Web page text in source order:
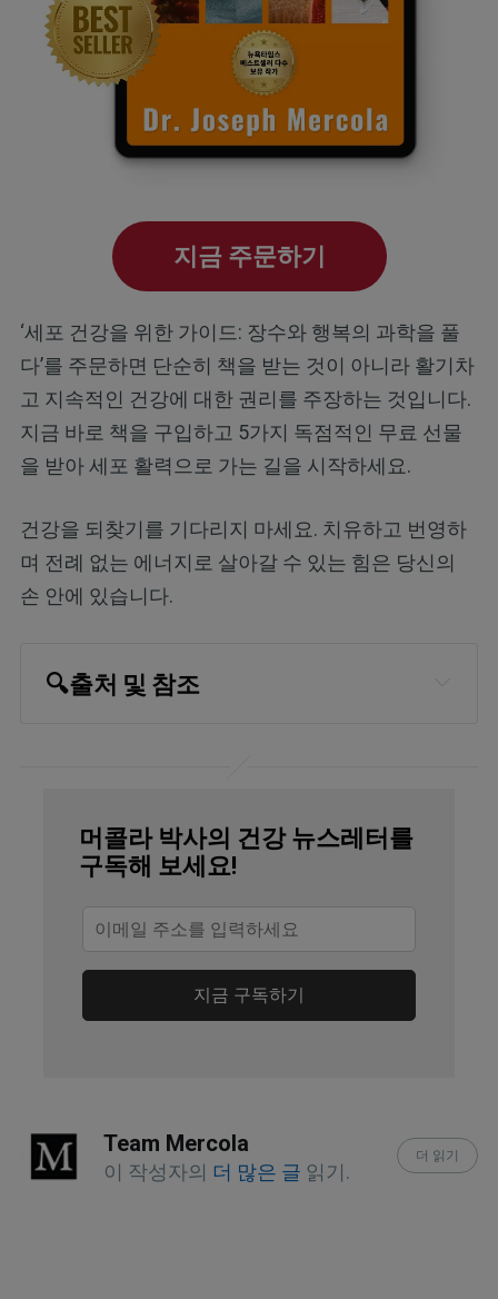
지금 주문하기
‘세포 건강을 위한 가이드: 장수와 행복의 과학을 풀
다’를 주문하면 단순히 책을 받는 것이 아니라 활기차
고 지속적인 건강에 대한 권리를 주장하는 것입니다.
지금 바로 책을 구입하고 5가지 독점적인 무료 선물
을 받아 세포 활력으로 가는 길을 시작하세요.
건강을 되찾기를 기다리지 마세요. 치유하고 번영하
며 전례 없는 에너지로 살아갈 수 있는 힘은 당신의
손 안에 있습니다.
🔍출처 및 참조
io9 December 22, 2014
Soc Sci Med. 1994 Oct;39(8):1077-82
Isr J Med Sci. 1982 Jul;18(7):774-8
Dec;29(6):689-93
머콜라 박사의 건강 뉴스레터를
구독해 보세요!
지금 구독하기
Team Mercola
이 작성자의 더 많은 글 읽기.
더 읽기